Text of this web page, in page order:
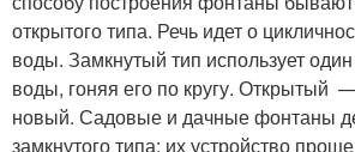
открытого типа. Речь идет о
воды. Замкнутый тип использует
воды, гоняя его по кругу. Открытый
новый. Садовые и дачные фонтаны
замкнутого типа: их устройство